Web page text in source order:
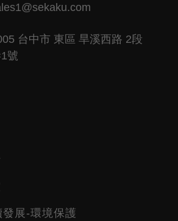
台中市 東區 旱溪西路 2段
號
展-環境保護